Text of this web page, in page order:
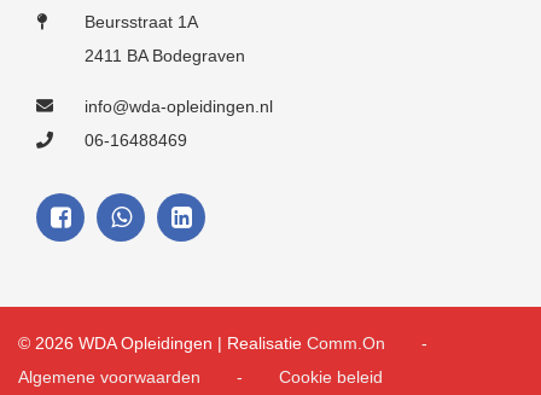
Beursstraat 1A
2411 BA Bodegraven
info@wda-opleidingen.nl
06-16488469
© 2026 WDA Opleidingen | Realisatie Comm.On
Algemene voorwaarden
Cookie beleid